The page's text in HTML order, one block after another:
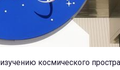
космического